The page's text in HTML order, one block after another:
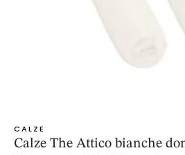
CALZE
Calze The Attico bianche